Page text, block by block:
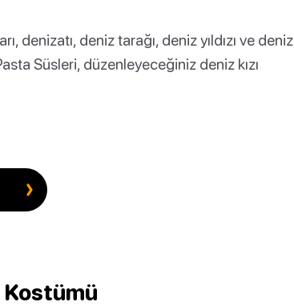
denizatı, deniz tarağı, deniz yıldızı ve deniz
Süsleri, düzenleyeceğiniz deniz kızı
Kostümü